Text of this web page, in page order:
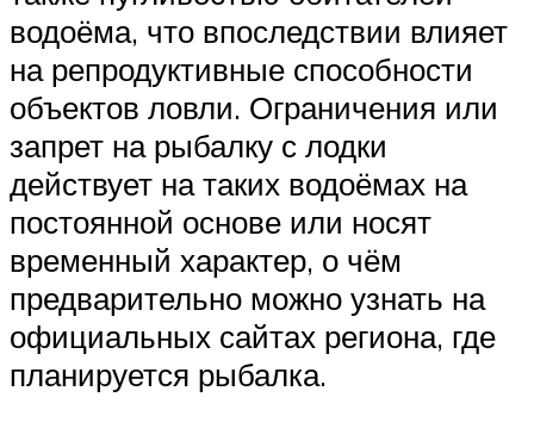
водоёма, что впоследствии влияет
на репродуктивные способности
объектов ловли. Ограничения или
запрет на рыбалку с лодки
действует на таких водоёмах на
постоянной основе или носят
временный характер, о чём
предварительно можно узнать на
официальных сайтах региона, где
планируется рыбалка.